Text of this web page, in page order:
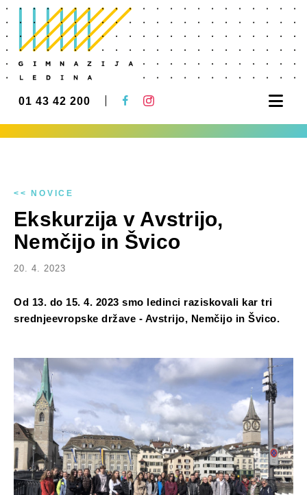
01 43 42 200
<< NOVICE
Ekskurzija v Avstrijo,
Nemčijo in Švico
20. 4. 2023
Od 13. do 15. 4. 2023 smo ledinci raziskovali kar tri
srednjeevropske države - Avstrijo, Nemčijo in Švico.